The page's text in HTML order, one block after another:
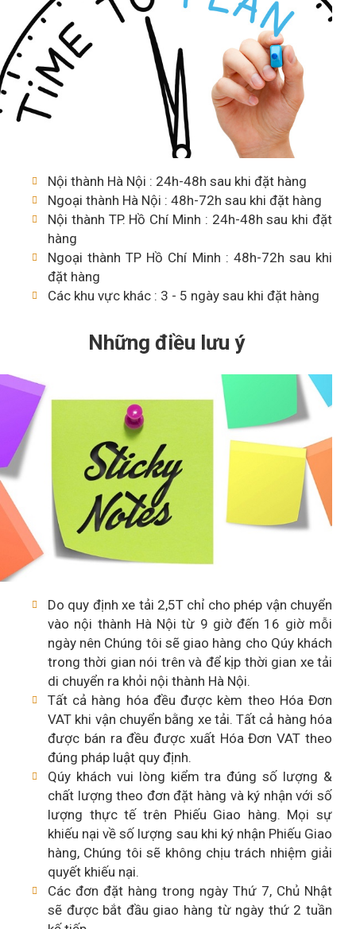
Nội thành Hà Nội : 24h-48h sau khi đặt hàng
Ngoại thành Hà Nội : 48h-72h sau khi đặt hàng
Nội thành TP. Hồ Chí Minh : 24h-48h sau khi đặt
hàng
Ngoại thành TP Hồ Chí Minh : 48h-72h sau khi
đặt hàng
Các khu vực khác : 3 - 5 ngày sau khi đặt hàng
Những điều lưu ý
Do quy định xe tải 2,5T chỉ cho phép vận chuyển
vào nội thành Hà Nội từ 9 giờ đến 16 giờ mỗi
ngày nên Chúng tôi sẽ giao hàng cho Qúy khách
trong thời gian nói trên và để kịp thời gian xe tải
di chuyển ra khỏi nội thành Hà Nội.
Tất cả hàng hóa đều được kèm theo Hóa Đơn
VAT khi vận chuyển bằng xe tải. Tất cả hàng hóa
được bán ra đều được xuất Hóa Đơn VAT theo
đúng pháp luật quy định.
Qúy khách vui lòng kiểm tra đúng số lượng &
chất lượng theo đơn đặt hàng và ký nhận với số
lượng thực tế trên Phiếu Giao hàng. Mọi sự
khiếu nại về số lượng sau khi ký nhận Phiếu Giao
hàng, Chúng tôi sẽ không chịu trách nhiệm giải
quyết khiếu nại.
Các đơn đặt hàng trong ngày Thứ 7, Chủ Nhật
sẽ được bắt đầu giao hàng từ ngày thứ 2 tuần